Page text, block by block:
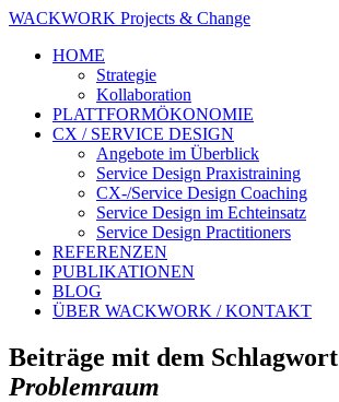
WACKWORK Projects & Change
HOME
Strategie
Kollaboration
PLATTFORMÖKONOMIE
CX / SERVICE DESIGN
Angebote im Überblick
Service Design Praxistraining
CX-/Service Design Coaching
Service Design im Echteinsatz
Service Design Practitioners
REFERENZEN
PUBLIKATIONEN
BLOG
ÜBER WACKWORK / KONTAKT
Beiträge mit dem Schlagwort
Problemraum